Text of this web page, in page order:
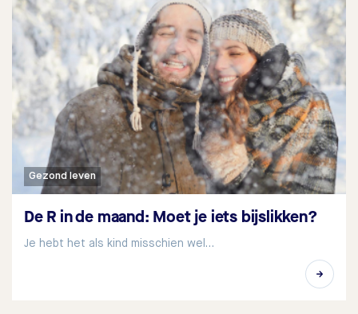
Gezond leven
De R in de maand: Moet je iets bijslikken?
Je hebt het als kind misschien wel…